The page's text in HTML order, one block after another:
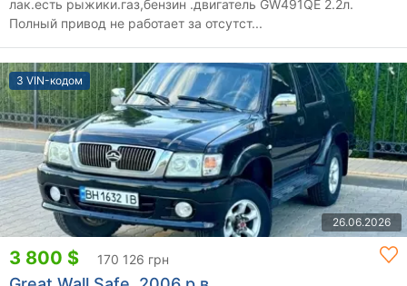
лак.есть рыжики.газ,бензин .двигатель GW491QE 2.2л.
Полный привод не работает за отсутст...
З VIN-кодом
26.06.2026
3 800 $ 170 126 грн